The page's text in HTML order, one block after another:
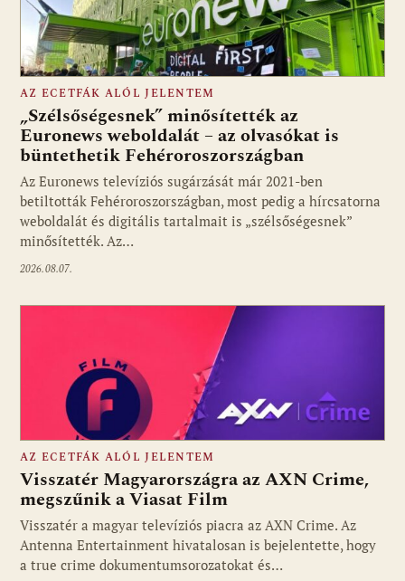
Fotó: media1.hu
AZ ECETFÁK ALÓL JELENTEM
„Szélsőségesnek” minősítették az
Euronews weboldalát – az olvasókat is
büntethetik Fehéroroszországban
Az Euronews televíziós sugárzását már 2021-ben
betiltották Fehéroroszországban, most pedig a hírcsatorna
weboldalát és digitális tartalmait is „szélsőségesnek”
minősítették. Az…
2026.08.07.
Fotó: media1.hu
AZ ECETFÁK ALÓL JELENTEM
Visszatér Magyarországra az AXN Crime,
megszűnik a Viasat Film
Visszatér a magyar televíziós piacra az AXN Crime. Az
Antenna Entertainment hivatalosan is bejelentette, hogy
a true crime dokumentumsorozatokat és…